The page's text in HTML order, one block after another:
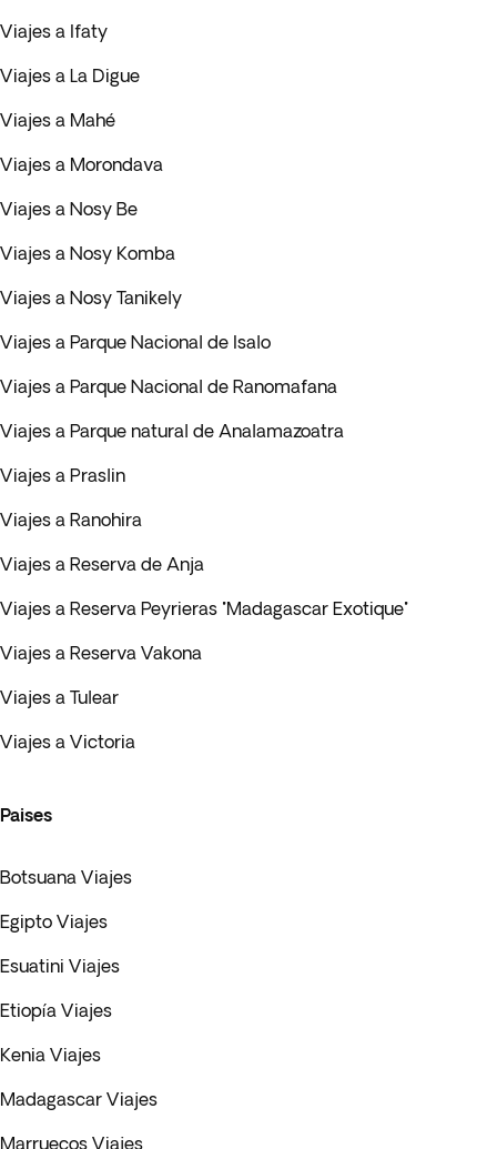
Viajes a Ifaty
Viajes a La Digue
Viajes a Mahé
Viajes a Morondava
Viajes a Nosy Be
Viajes a Nosy Komba
Viajes a Nosy Tanikely
Viajes a Parque Nacional de Isalo
Viajes a Parque Nacional de Ranomafana
Viajes a Parque natural de Analamazoatra
Viajes a Praslin
Viajes a Ranohira
Viajes a Reserva de Anja
Viajes a Reserva Peyrieras "Madagascar Exotique"
Viajes a Reserva Vakona
Viajes a Tulear
Viajes a Victoria
Paises
Botsuana Viajes
Egipto Viajes
Esuatini Viajes
Etiopía Viajes
Kenia Viajes
Madagascar Viajes
Marruecos Viajes